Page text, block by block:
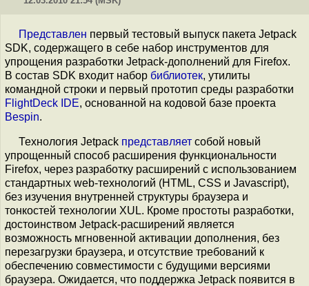
Представлен первый тестовый выпуск пакета Jetpack
SDK, содержащего в себе набор инструментов для
упрощения разработки Jetpack-дополнений для Firefox.
В состав SDK входит набор библиотек, утилиты
командной строки и первый прототип среды разработки
FlightDeck IDE, основанной на кодовой базе проекта
Bespin.
Технология Jetpack представляет собой новый
упрощенный способ расширения функциональности
Firefox, через разработку расширений с использованием
стандартных web-технологий (HTML, CSS и Javascript),
без изучения внутренней структуры браузера и
тонкостей технологии XUL. Кроме простоты разработки,
достоинством Jetpack-расширений является
возможность мгновенной активации дополнения, без
перезагрузки браузера, и отсутствие требований к
обеспечению совместимости с будущими версиями
браузера. Ожидается, что поддержка Jetpack появится в